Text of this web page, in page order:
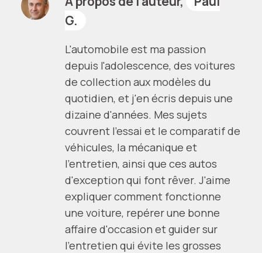
G.
L'automobile est ma passion
depuis l'adolescence, des voitures
de collection aux modèles du
quotidien, et j'en écris depuis une
dizaine d'années. Mes sujets
couvrent l'essai et le comparatif de
véhicules, la mécanique et
l'entretien, ainsi que ces autos
d'exception qui font rêver. J'aime
expliquer comment fonctionne
une voiture, repérer une bonne
affaire d'occasion et guider sur
l'entretien qui évite les grosses